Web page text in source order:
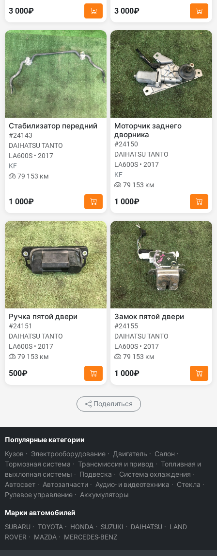
3 000₽ 3 000₽
Стабилизатор передний
#24143
DAIHATSU TANTO
LA600S • 2017
KF
79 153 км
1 000₽
Моторчик заднего
дворника
#24150
DAIHATSU TANTO
LA600S • 2017
KF
79 153 км
1 000₽
Ручка пятой двери
#24151
DAIHATSU TANTO
LA600S • 2017
79 153 км
500₽
Замок пятой двери
#24155
DAIHATSU TANTO
LA600S • 2017
79 153 км
1 000₽
Поделиться
Популярные категории
Кузов · Электрооборудование · Двигатель · Салон ·
Тормозная система · Трансмиссия и привод · Топливная и
выхлопная системы · Подвеска · Система охлаждения ·
Автосвет · Автозапчасти · Аудио- и видеотехника · Стекла ·
Рулевое управление · Аккумуляторы
Марки автомобилей
SUBARU · TOYOTA · HONDA · SUZUKI · DAIHATSU · LAND
ROVER · MAZDA · MERCEDES-BENZ